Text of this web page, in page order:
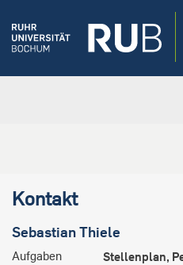
Kontakt
SebastianThiele
Aufgaben
Stellenplan,